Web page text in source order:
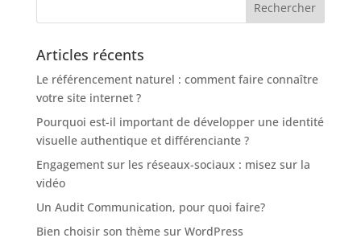
Articles récents
Le référencement naturel : comment faire connaître
votre site internet ?
Pourquoi est-il important de développer une identité
visuelle authentique et différenciante ?
Engagement sur les réseaux-sociaux : misez sur la
vidéo
Un Audit Communication, pour quoi faire?
Bien choisir son thème sur WordPress